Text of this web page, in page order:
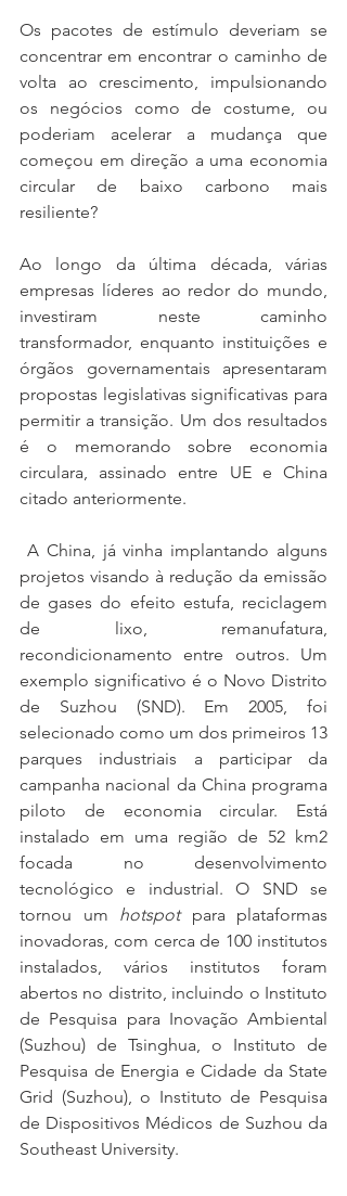
Os pacotes de estímulo deveriam se
concentrar em encontrar o caminho de
volta ao crescimento, impulsionando
os negócios como de costume, ou
poderiam acelerar a mudança que
começou em direção a uma economia
circular de baixo carbono mais
resiliente?
Ao longo da última década, várias
empresas líderes ao redor do mundo,
investiram neste caminho
transformador, enquanto instituições e
órgãos governamentais apresentaram
propostas legislativas significativas para
permitir a transição. Um dos resultados
é o memorando sobre economia
circulara, assinado entre UE e China
citado anteriormente.
projetos visando à redução da emissão
de gases do efeito estufa, reciclagem
de lixo, remanufatura,
recondicionamento entre outros. Um
exemplo significativo é o Novo Distrito
de Suzhou (SND). Em 2005, foi
selecionado como um dos primeiros 13
parques industriais a participar da
campanha nacional da China programa
piloto de economia circular. Está
instalado em uma região de 52 km2
focada no desenvolvimento
tecnológico e industrial. O SND se
tornou um hotspot para plataformas
inovadoras, com cerca de 100 institutos
instalados, vários institutos foram
abertos no distrito, incluindo o Instituto
de Pesquisa para Inovação Ambiental
(Suzhou) de Tsinghua, o Instituto de
Pesquisa de Energia e Cidade da State
Grid (Suzhou), o Instituto de Pesquisa
de Dispositivos Médicos de Suzhou da
Southeast University.